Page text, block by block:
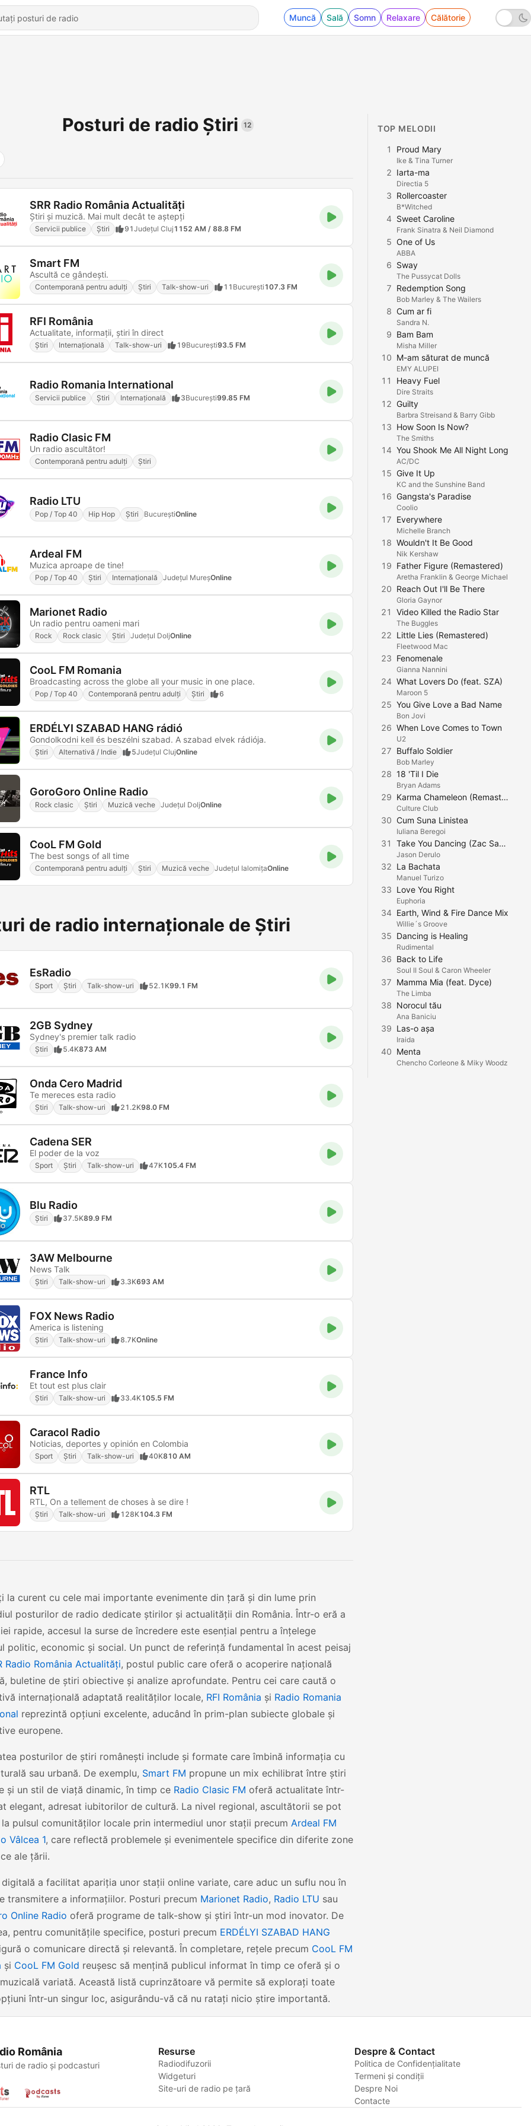
Muncă Sală Somn Relaxare Călătorie
Posturi de radio Știri 12
SRR Radio România Actualităţi
Ştiri şi muzică. Mai mult decât te aştepţi
Servicii publice Știri 91Județul Cluj1152 AM / 88.8 FM
Smart FM
Ascultă ce gândești.
Contemporană pentru adulți Știri Talk-show-uri 11 Bucureşti107.3 FM
RFI România
Actualitate, informaţii, ştiri în direct
Știri Internațională Talk-show-uri 19Bucureşti93.5 FM
Radio Romania International
Servicii publice Știri Internațională 3Bucureşti99.85 FM
Radio Clasic FM
Un radio ascultător!
Contemporană pentru adulți Știri
Radio LTU
Pop / Top 40 Hip Hop Știri BucureştiOnline
Ardeal FM
Muzica aproape de tine!
Pop / Top 40 Știri Internațională Județul MureșOnline
Marionet Radio
Un radio pentru oameni mari
Rock Rock clasic Știri Județul DoljOnline
CooL FM Romania
Broadcasting across the globe all your music in one place.
Pop / Top 40 Contemporană pentru adulți Știri 6
ERDÉLYI SZABAD HANG rádió
Gondolkodni kell és beszélni szabad. A szabad elvek rádiója.
Știri Alternativă / Indie 5Județul ClujOnline
GoroGoro Online Radio
Rock clasic Știri Muzică veche Județul DoljOnline
CooL FM Gold
The best songs of all time
Contemporană pentru adulți Știri Muzică veche Județul IalomițaOnline
de radio internaționale de Știri
EsRadio
Sport Știri Talk-show-uri 52.1K99.1 FM
2GB Sydney
Sydney's premier talk radio
Știri 5.4K873 AM
Onda Cero Madrid
Te mereces esta radio
Știri Talk-show-uri 21.2K98.0 FM
Cadena SER
El poder de la voz
Sport Știri Talk-show-uri 47K105.4 FM
Blu Radio
Știri 37.5K89.9 FM
3AW Melbourne
News Talk
Știri Talk-show-uri 3.3K693 AM
FOX News Radio
America is listening
Știri Talk-show-uri 8.7KOnline
France Info
Et tout est plus clair
Știri Talk-show-uri 33.4K105.5 FM
Caracol Radio
Noticias, deportes y opinión en Colombia
Sport Știri Talk-show-uri 40K810 AM
RTL
RTL, On a tellement de choses à se dire !
Știri Talk-show-uri 128K104.3 FM
la curent cu cele mai importante evenimente din țară și din lume prin
posturilor de radio dedicate știrilor și actualității din România. Într-o eră a
rapide, accesul la surse de încredere este esențial pentru a înțelege
politic, economic și social. Un punct de referință fundamental în acest peisaj
Radio România Actualităţi, postul public care oferă o acoperire națională
buletine de știri obiective și analize aprofundate. Pentru cei care caută o
internațională adaptată realităților locale, RFI România și Radio Romania
reprezintă opțiuni excelente, aducând în prim-plan subiecte globale și
europene.
posturilor de știri românești include și formate care îmbină informația cu
sau urbană. De exemplu, Smart FM propune un mix echilibrat între știri
și un stil de viață dinamic, în timp ce Radio Clasic FM oferă actualitate într-
elegant, adresat iubitorilor de cultură. La nivel regional, ascultătorii se pot
pulsul comunităților locale prin intermediul unor stații precum Ardeal FM
Vâlcea 1, care reflectă problemele și evenimentele specifice din diferite zone
ale țării.
a facilitat apariția unor stații online variate, care aduc un suflu nou în
transmitere a informațiilor. Posturi precum Marionet Radio, Radio LTU sau
Online Radio oferă programe de talk-show și știri într-un mod inovator. De
pentru comunitățile specifice, posturi precum ERDÉLYI SZABAD HANG
o comunicare directă și relevantă. În completare, rețele precum CooL FM
și CooL FM Gold reușesc să mențină publicul informat în timp ce oferă și o
variată. Această listă cuprinzătoare vă permite să explorați toate
într-un singur loc, asigurându-vă că nu ratați nicio știre importantă.
TOP MELODII
1 Proud Mary
Ike & Tina Turner
2 Iarta-ma
Directia 5
3 Rollercoaster
B*Witched
4 Sweet Caroline
Frank Sinatra & Neil Diamond
5 One of Us
ABBA
6 Sway
The Pussycat Dolls
7 Redemption Song
Bob Marley & The Wailers
8 Cum ar fi
Sandra N.
9 Bam Bam
Misha Miller
10 M-am săturat de muncă
EMY ALUPEI
11 Heavy Fuel
Dire Straits
12 Guilty
Barbra Streisand & Barry Gibb
13 How Soon Is Now?
The Smiths
14 You Shook Me All Night Long
AC/DC
15 Give It Up
KC and the Sunshine Band
16 Gangsta's Paradise
Coolio
17 Everywhere
Michelle Branch
18 Wouldn't It Be Good
Nik Kershaw
19 Father Figure (Remastered)
Aretha Franklin & George Michael
20 Reach Out I'll Be There
Gloria Gaynor
21 Video Killed the Radio Star
The Buggles
22 Little Lies (Remastered)
Fleetwood Mac
23 Fenomenale
Gianna Nannini
24 What Lovers Do (feat. SZA)
Maroon 5
25 You Give Love a Bad Name
Bon Jovi
26 When Love Comes to Town
U2
27 Buffalo Soldier
Bob Marley
28 18 'Til I Die
Bryan Adams
29 Karma Chameleon (Remastered 2002)
Culture Club
30 Cum Suna Linistea
Iuliana Beregoi
31 Take You Dancing (Zac Samuel Remix)
Jason Derulo
32 La Bachata
Manuel Turizo
33 Love You Right
Euphoria
34 Earth, Wind & Fire Dance Mix
Willie´s Groove
35 Dancing is Healing
Rudimental
36 Back to Life
Soul II Soul & Caron Wheeler
37 Mamma Mia (feat. Dyce)
The Limba
38 Norocul tău
Ana Baniciu
39 Las-o așa
Iraida
40 Menta
Chencho Corleone & Miky Woodz
România
de radio și podcasturi
Resurse
Radiodifuzorii
Widgeturi
Site-uri de radio pe țară
Despre & Contact
Politica de Confidențialitate
Termeni și condiții
Despre Noi
Contacte